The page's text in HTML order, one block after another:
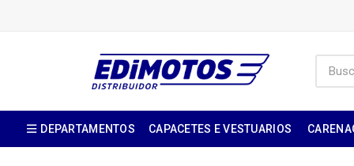
DEPARTAMENTOS CAPACETES E VESTUARIOS